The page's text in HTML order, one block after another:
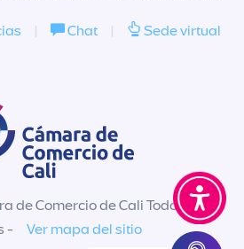
| Chat | Sede virtual
de Comercio de Cali Todos los
-
Ver mapa del sitio